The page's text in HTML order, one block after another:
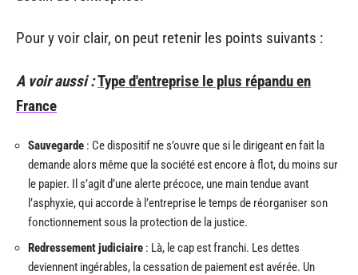
Pour y voir clair, on peut retenir les points suivants :
A voir aussi :Type d'entreprise le plus répandu en
France
Sauvegarde : Ce dispositif ne s’ouvre que si le dirigeant en fait la
demande alors même que la société est encore à flot, du moins sur
le papier. Il s’agit d’une alerte précoce, une main tendue avant
l’asphyxie, qui accorde à l’entreprise le temps de réorganiser son
fonctionnement sous la protection de la justice.
Redressement judiciaire : Là, le cap est franchi. Les dettes
deviennent ingérables, la cessation de paiement est avérée. Un